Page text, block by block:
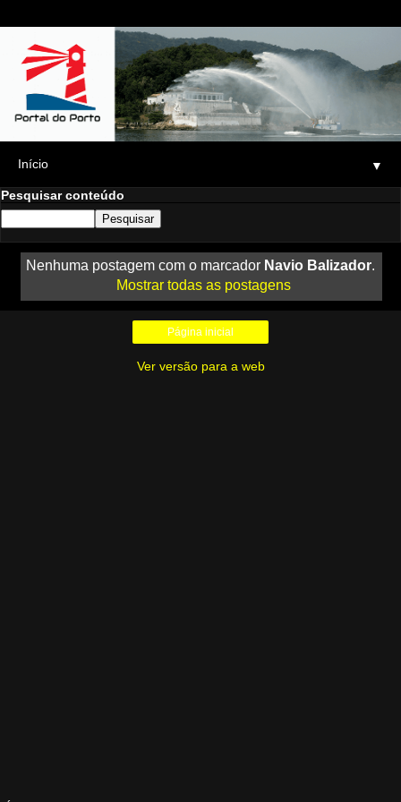
▼
Pesquisar conteúdo
Nenhuma postagem com o marcador Navio Balizador.
Mostrar todas as postagens
Página inicial
Ver versão para a web